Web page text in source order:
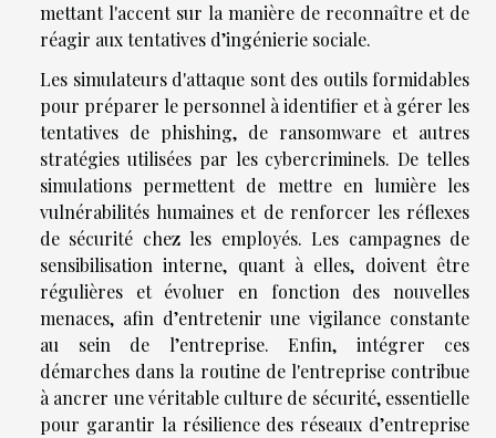
mettant l'accent sur la manière de reconnaître et de
réagir aux tentatives d’ingénierie sociale.
Les simulateurs d'attaque sont des outils formidables
pour préparer le personnel à identifier et à gérer les
tentatives de phishing, de ransomware et autres
stratégies utilisées par les cybercriminels. De telles
simulations permettent de mettre en lumière les
vulnérabilités humaines et de renforcer les réflexes
de sécurité chez les employés. Les campagnes de
sensibilisation interne, quant à elles, doivent être
régulières et évoluer en fonction des nouvelles
menaces, afin d’entretenir une vigilance constante
au sein de l’entreprise. Enfin, intégrer ces
démarches dans la routine de l'entreprise contribue
à ancrer une véritable culture de sécurité, essentielle
pour garantir la résilience des réseaux d’entreprise